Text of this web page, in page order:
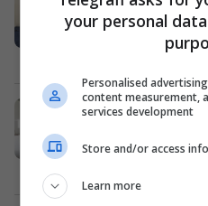
robotikës:
Jugut
UBT
Objekt
për
your personal
Personalised
content measurement,
services development
Store and/or access
Learn more